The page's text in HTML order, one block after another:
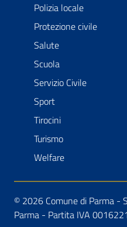
Polizia locale
Protezione civile
Salute
Scuola
Servizio Civile
Sport
Tirocini
Turismo
Welfare
© 2026 Comune di Parma -
Parma - Partita IVA